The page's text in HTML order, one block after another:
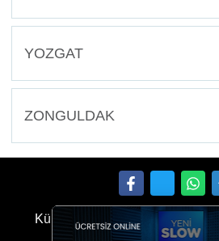
YOZGAT
ZONGULDAK
Künye İletişim Çerez Politikası